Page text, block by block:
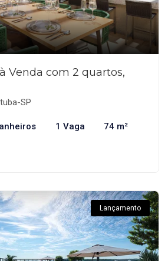
Venda com 2 quartos,
SP
1 Vaga 74 m²
Lançamento